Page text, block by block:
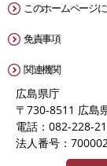
このホームページ
免責事項
関連機関
広島県庁
〒730-8511 広島
電話：082-228-
法人番号：